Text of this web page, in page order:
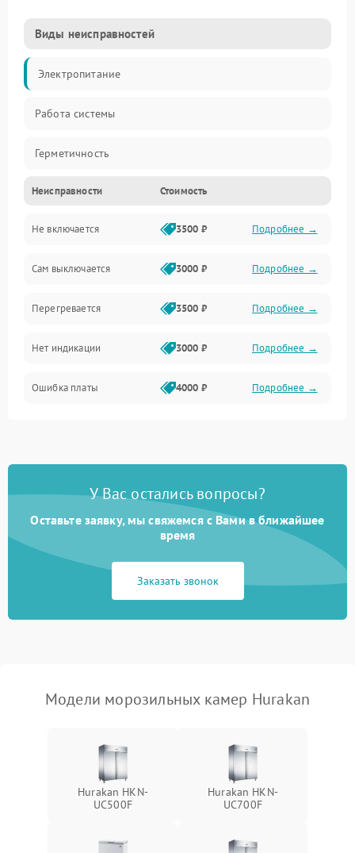
Виды неисправностей
Электропитание
Работа системы
Герметичность
Механика
Неисправности Стоимость
Не включается 3500 ₽ Подробнее →
Сам выключается 3000 ₽ Подробнее →
Перегревается 3500 ₽ Подробнее →
Нет индикации 3000 ₽ Подробнее →
Ошибка платы 4000 ₽ Подробнее →
У Вас остались вопросы?
Оставьте заявку, мы свяжемся с Вами в ближайшее
время
Заказать звонок
Модели морозильных камер Hurakan
Hurakan HKN-
UC500F
Hurakan HKN-
UC700F